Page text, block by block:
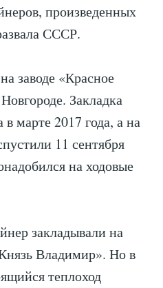
произведенных
СССР.
заводе «Красное
Закладка
марте 2017 года, а на
11 сентября
на ходовые
закладывали на
Владимир». Но в
теплоход